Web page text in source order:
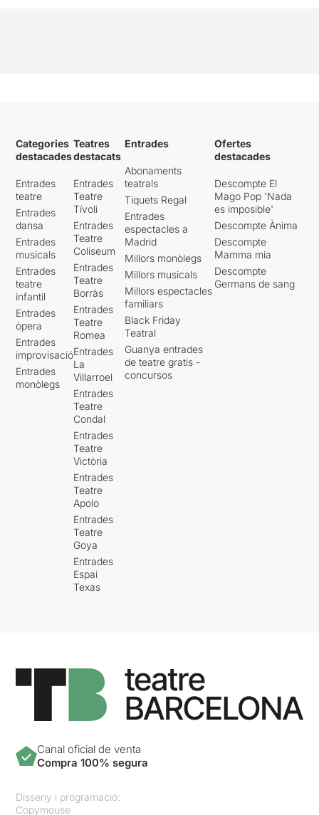
Categories
destacades
Entrades
teatre
Entrades
dansa
Entrades
musicals
Entrades
teatre
infantil
Entrades
òpera
Entrades
improvisació
Entrades
monòlegs
Teatres
destacats
Entrades
Teatre
Tívoli
Entrades
Teatre
Coliseum
Entrades
Teatre
Borràs
Entrades
Teatre
Romea
Entrades
La
Villarroel
Entrades
Teatre
Condal
Entrades
Teatre
Victòria
Entrades
Teatre
Apolo
Entrades
Teatre
Goya
Entrades
Espai
Texas
Entrades
Abonaments
teatrals
Tiquets Regal
Entrades
espectacles a
Madrid
Millors monòlegs
Millors musicals
Millors espectacles
familiars
Black Friday
Teatral
Guanya entrades
de teatre gratis -
concursos
Ofertes
destacades
Descompte El
Mago Pop 'Nada
es imposible'
Descompte Ànima
Descompte
Mamma mia
Descompte
Germans de sang
Canal oficial de venta
Compra 100% segura
Disseny i programació:
Copymouse